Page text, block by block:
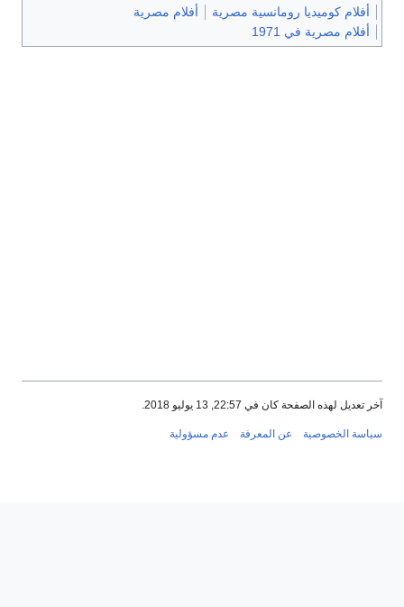
أفلام كوميديا رومانسية مصرية
أفلام مصرية
أفلام مصرية في 1971
آخر تعديل لهذه الصفحة كان في 22:57, 13 يوليو 2018.
سياسة الخصوصية عن المعرفة عدم مسؤولية